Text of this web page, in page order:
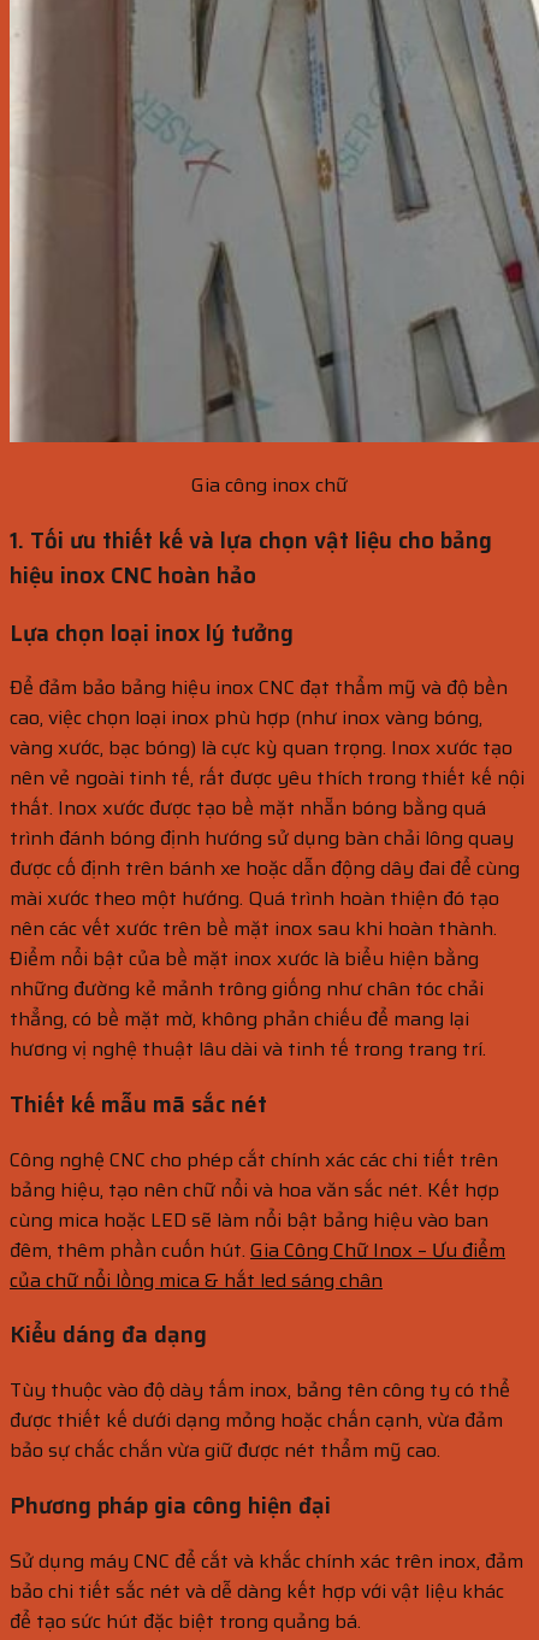
Gia công inox chữ
1. Tối ưu thiết kế và lựa chọn vật liệu cho bảng
hiệu inox CNC hoàn hảo
Lựa chọn loại inox lý tưởng
Để đảm bảo bảng hiệu inox CNC đạt thẩm mỹ và độ bền
cao, việc chọn loại inox phù hợp (như inox vàng bóng,
vàng xước, bạc bóng) là cực kỳ quan trọng. Inox xước tạo
nên vẻ ngoài tinh tế, rất được yêu thích trong thiết kế nội
thất. Inox xước được tạo bề mặt nhẵn bóng bằng quá
trình đánh bóng định hướng sử dụng bàn chải lông quay
được cố định trên bánh xe hoặc dẫn động dây đai để cùng
mài xước theo một hướng. Quá trình hoàn thiện đó tạo
nên các vết xước trên bề mặt inox sau khi hoàn thành.
Điểm nổi bật của bề mặt inox xước là biểu hiện bằng
những đường kẻ mảnh trông giống như chân tóc chải
thẳng, có bề mặt mờ, không phản chiếu để mang lại
hương vị nghệ thuật lâu dài và tinh tế trong trang trí.
Thiết kế mẫu mã sắc nét
Công nghệ CNC cho phép cắt chính xác các chi tiết trên
bảng hiệu, tạo nên chữ nổi và hoa văn sắc nét. Kết hợp
cùng mica hoặc LED sẽ làm nổi bật bảng hiệu vào ban
đêm, thêm phần cuốn hút. Gia Công Chữ Inox – Ưu điểm
của chữ nổi lồng mica & hắt led sáng chân
Kiểu dáng đa dạng
Tùy thuộc vào độ dày tấm inox, bảng tên công ty có thể
được thiết kế dưới dạng mỏng hoặc chấn cạnh, vừa đảm
bảo sự chắc chắn vừa giữ được nét thẩm mỹ cao.
Phương pháp gia công hiện đại
Sử dụng máy CNC để cắt và khắc chính xác trên inox, đảm
bảo chi tiết sắc nét và dễ dàng kết hợp với vật liệu khác
để tạo sức hút đặc biệt trong quảng bá.